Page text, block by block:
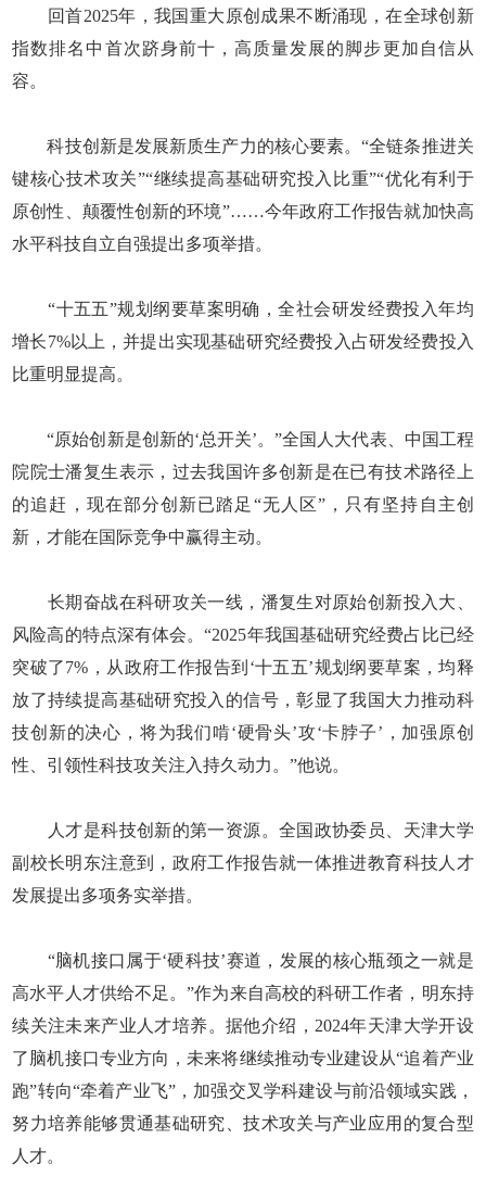
回首2025年，我国重大原创成果不断涌现，在全球创新
指数排名中首次跻身前十，高质量发展的脚步更加自信从
容。
科技创新是发展新质生产力的核心要素。“全链条推进关
键核心技术攻关”“继续提高基础研究投入比重”“优化有利于
原创性、颠覆性创新的环境”……今年政府工作报告就加快高
水平科技自立自强提出多项举措。
“十五五”规划纲要草案明确，全社会研发经费投入年均
增长7%以上，并提出实现基础研究经费投入占研发经费投入
比重明显提高。
“原始创新是创新的‘总开关’。”全国人大代表、中国工程
院院士潘复生表示，过去我国许多创新是在已有技术路径上
的追赶，现在部分创新已踏足“无人区”，只有坚持自主创
新，才能在国际竞争中赢得主动。
长期奋战在科研攻关一线，潘复生对原始创新投入大、
风险高的特点深有体会。“2025年我国基础研究经费占比已经
突破了7%，从政府工作报告到‘十五五’规划纲要草案，均释
放了持续提高基础研究投入的信号，彰显了我国大力推动科
技创新的决心，将为我们啃‘硬骨头’攻‘卡脖子’，加强原创
性、引领性科技攻关注入持久动力。”他说。
人才是科技创新的第一资源。全国政协委员、天津大学
副校长明东注意到，政府工作报告就一体推进教育科技人才
发展提出多项务实举措。
“脑机接口属于‘硬科技’赛道，发展的核心瓶颈之一就是
高水平人才供给不足。”作为来自高校的科研工作者，明东持
续关注未来产业人才培养。据他介绍，2024年天津大学开设
了脑机接口专业方向，未来将继续推动专业建设从“追着产业
跑”转向“牵着产业飞”，加强交叉学科建设与前沿领域实践，
努力培养能够贯通基础研究、技术攻关与产业应用的复合型
人才。